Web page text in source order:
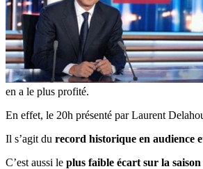
en a le plus profité.
En effet, le 20h présenté par Laurent
Il s’agit du record historique en audience
C’est aussi le plus faible écart sur la saison